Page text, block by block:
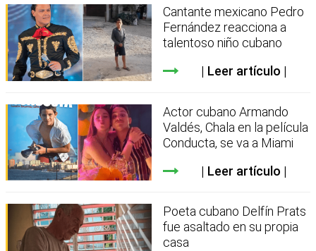
Cantante mexicano Pedro
Fernández reacciona a
talentoso niño cubano
Leer artículo
Actor cubano Armando
Valdés, Chala en la película
Conducta, se va a Miami
Leer artículo
Poeta cubano Delfín Prats
fue asaltado en su propia
casa